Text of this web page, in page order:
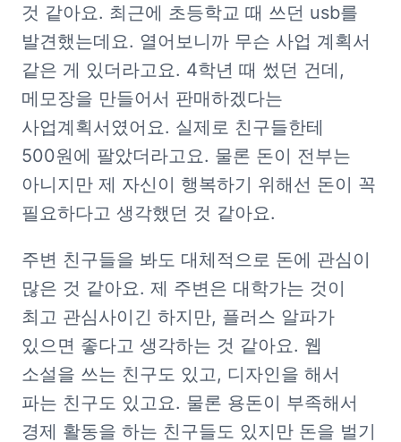
것 같아요. 최근에 초등학교 때 쓰던 usb를
발견했는데요. 열어보니까 무슨 사업 계획서
같은 게 있더라고요. 4학년 때 썼던 건데,
메모장을 만들어서 판매하겠다는
사업계획서였어요. 실제로 친구들한테
500원에 팔았더라고요. 물론 돈이 전부는
아니지만 제 자신이 행복하기 위해선 돈이 꼭
필요하다고 생각했던 것 같아요.
주변 친구들을 봐도 대체적으로 돈에 관심이
많은 것 같아요. 제 주변은 대학가는 것이
최고 관심사이긴 하지만, 플러스 알파가
있으면 좋다고 생각하는 것 같아요. 웹
소설을 쓰는 친구도 있고, 디자인을 해서
파는 친구도 있고요. 물론 용돈이 부족해서
경제 활동을 하는 친구들도 있지만 돈을 벌기